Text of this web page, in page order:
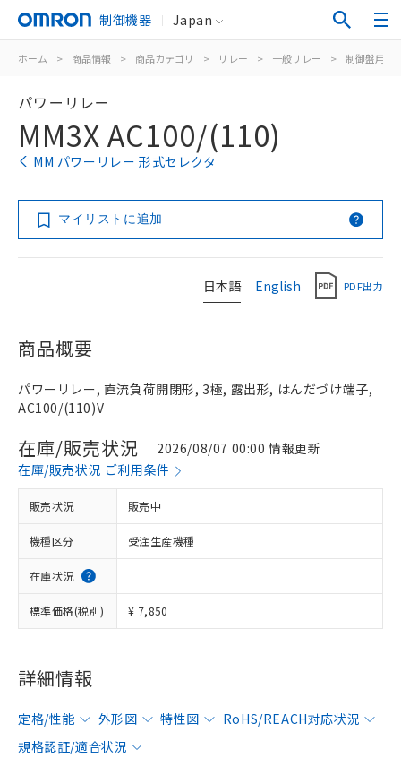
制御機器 Japan
ホーム > 商品情報 > 商品カテゴリ > リレー > 一般リレー > 制御盤用
パワーリレー
MM3X AC100/(110)
MM パワーリレー 形式セレクタ
マイリストに追加
日本語 English PDF出力
商品概要
パワーリレー, 直流負荷開閉形, 3極, 露出形, はんだづけ端子,
AC100/(110)V
在庫/販売状況
2026/08/07 00:00 情報更新
在庫/販売状況 ご利用条件
販売状況 販売中
機種区分 受注生産機種
在庫状況
標準価格(税別) ¥ 7,850
詳細情報
定格/性能 外形図 特性図
RoHS/REACH対応状況
規格認証/適合状況